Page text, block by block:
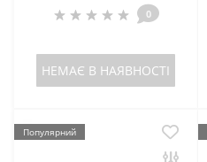
0
НЕМАЄ В НАЯВНОСТІ
Популярний